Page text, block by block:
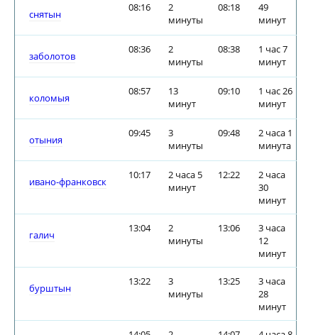
снятын
08:16
2
минуты
08:18
49
минут
заболотов
08:36
2
минуты
08:38
1 час 7
минут
коломыя
08:57
13
минут
09:10
1 час 26
минут
отыния
09:45
3
минуты
09:48
2 часа 1
минута
ивано-франковск
10:17
2 часа 5
минут
12:22
2 часа
30
минут
галич
13:04
2
минуты
13:06
3 часа
12
минут
бурштын
13:22
3
минуты
13:25
3 часа
28
минут